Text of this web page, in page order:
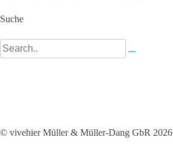
Suche
© vivehier Müller & Müller-Dang GbR 2026